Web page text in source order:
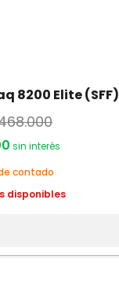
8200 Elite (SFF)
sin interés
contado
disponibles